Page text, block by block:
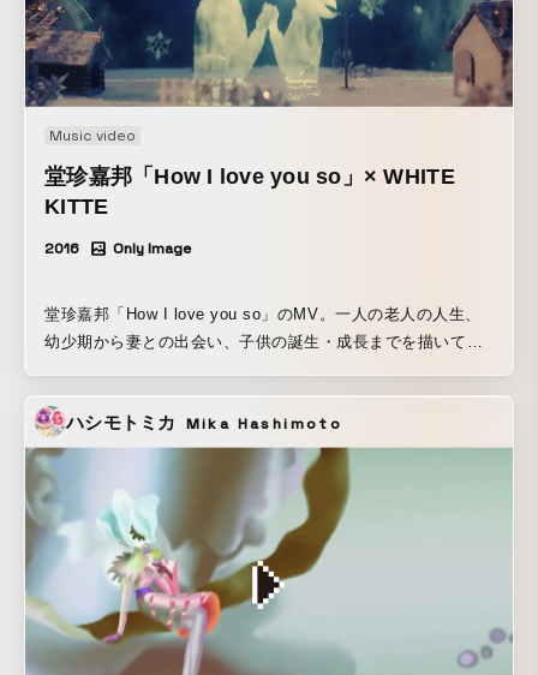
Music video
堂珍嘉邦「How I love you so」× WHITE
KITTE
2016 Only Image
堂珍嘉邦「How I love you so」のMV。一人の老人の人生、
幼少期から妻との出会い、子供の誕生・成長までを描いてい
ストーリーは綴られ、見る者をノスタルジックに魅了する。
ハシモトミカ Mika Hashimoto